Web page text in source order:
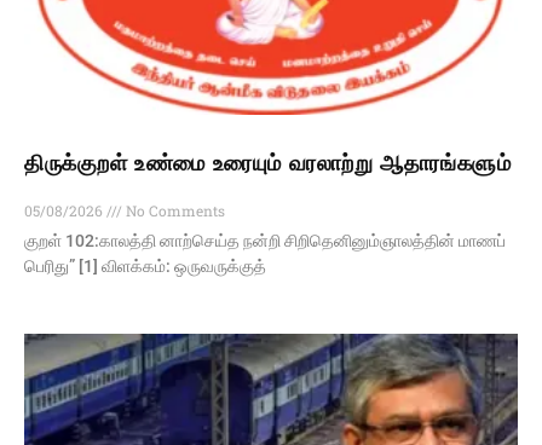
திருக்குறள் உண்மை உரையும் வரலாற்று ஆதாரங்களும்
05/08/2026
No Comments
குறள் 102:காலத்தி னாற்செய்த நன்றி சிறிதெனினும்ஞாலத்தின் மாணப்
பெரிது” [1] விளக்கம்: ஒருவருக்குத்